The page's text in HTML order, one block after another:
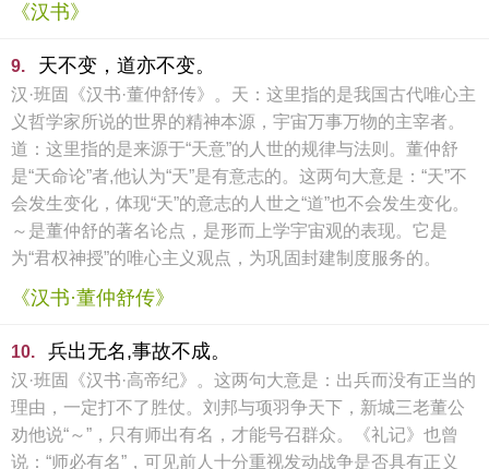
《汉书》
9. 天不变，道亦不变。
汉·班固《汉书·董仲舒传》。天：这里指的是我国古代唯心主
义哲学家所说的世界的精神本源，宇宙万事万物的主宰者。
道：这里指的是来源于“天意”的人世的规律与法则。董仲舒
是“天命论”者,他认为“天”是有意志的。这两句大意是：“天”不
会发生变化，体现“天”的意志的人世之“道”也不会发生变化。
～是董仲舒的著名论点，是形而上学宇宙观的表现。它是
为“君权神授”的唯心主义观点，为巩固封建制度服务的。
《汉书·董仲舒传》
10. 兵出无名,事故不成。
汉·班固《汉书·高帝纪》。这两句大意是：出兵而没有正当的
理由，一定打不了胜仗。刘邦与项羽争天下，新城三老董公
劝他说“～”，只有师出有名，才能号召群众。《礼记》也曾
说：“师必有名”，可见前人十分重视发动战争是否具有正义